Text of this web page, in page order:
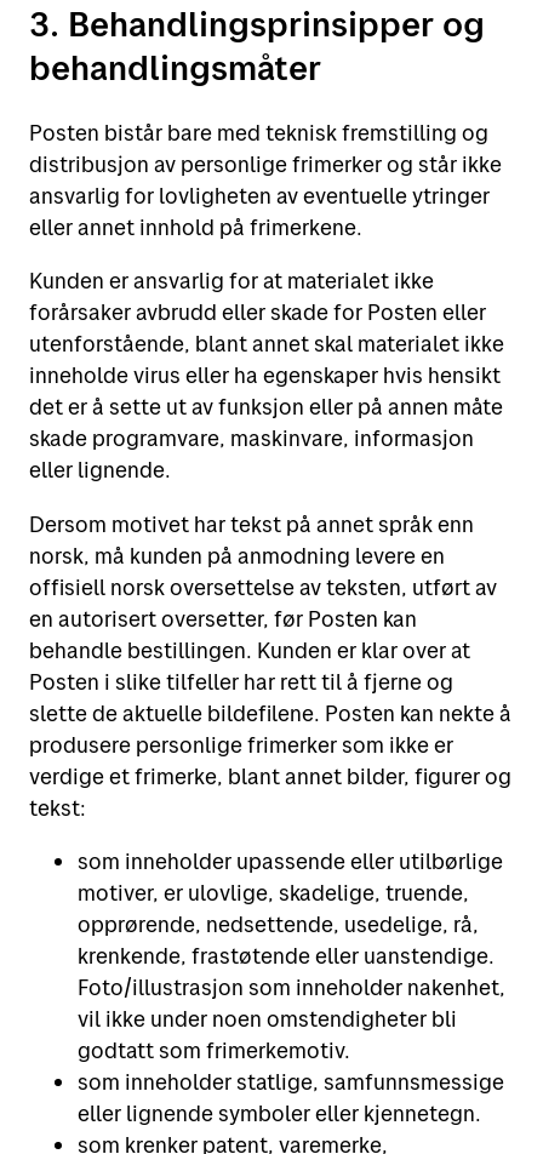
3. Behandlingsprinsipper og
behandlingsmåter
Posten bistår bare med teknisk fremstilling og
distribusjon av personlige frimerker og står ikke
ansvarlig for lovligheten av eventuelle ytringer
eller annet innhold på frimerkene.
Kunden er ansvarlig for at materialet ikke
forårsaker avbrudd eller skade for Posten eller
utenforstående, blant annet skal materialet ikke
inneholde virus eller ha egenskaper hvis hensikt
det er å sette ut av funksjon eller på annen måte
skade programvare, maskinvare, informasjon
eller lignende.
Dersom motivet har tekst på annet språk enn
norsk, må kunden på anmodning levere en
offisiell norsk oversettelse av teksten, utført av
en autorisert oversetter, før Posten kan
behandle bestillingen. Kunden er klar over at
Posten i slike tilfeller har rett til å fjerne og
slette de aktuelle bildefilene. Posten kan nekte å
produsere personlige frimerker som ikke er
verdige et frimerke, blant annet bilder, figurer og
tekst:
som inneholder upassende eller utilbørlige
motiver, er ulovlige, skadelige, truende,
opprørende, nedsettende, usedelige, rå,
krenkende, frastøtende eller uanstendige.
Foto/illustrasjon som inneholder nakenhet,
vil ikke under noen omstendigheter bli
godtatt som frimerkemotiv.
som inneholder statlige, samfunnsmessige
eller lignende symboler eller kjennetegn.
som krenker patent, varemerke,